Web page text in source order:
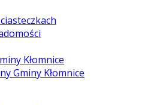
Kłomnice
Gminy Kłomnice